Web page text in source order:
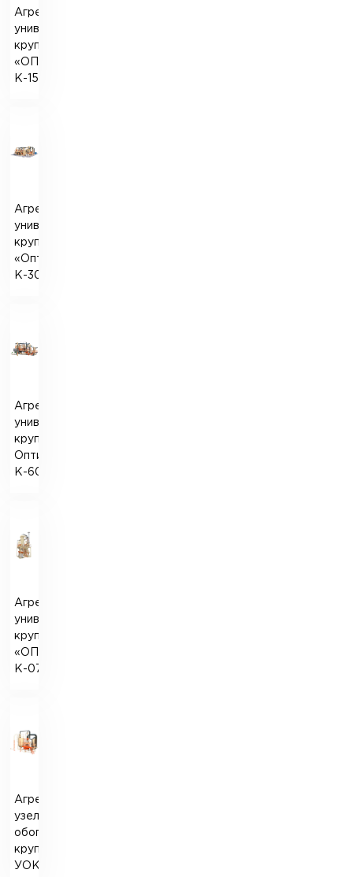
Агрегатный
универсальный
крупозавод
«ОПТИМАТИК-
К-15»
Агрегатный
универсальный
крупозавод
«Оптиматик-
К-30»
Агрегатный
универсальный
крупоцех
Оптиматик-
К-60
Агрегатный
универсальный
крупозавод
«ОПТИМАТИК-
К-07»
Агрегатный
узел
обогащения
круп
УОК-1